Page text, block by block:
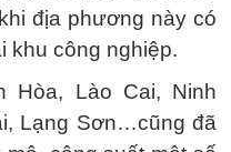
địa phương này có
khu công nghiệp.
Hòa, Lào Cai, Ninh
Lạng Sơn…cũng đã